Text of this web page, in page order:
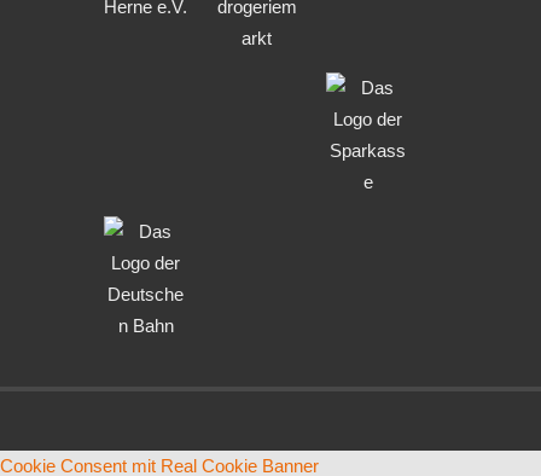
Cookie Consent mit Real Cookie Banner